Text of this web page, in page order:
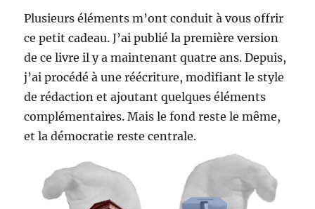
Plusieurs éléments m’ont conduit à vous offrir
ce petit cadeau. J’ai publié la première version
de ce livre il y a maintenant quatre ans. Depuis,
j’ai procédé à une réécriture, modifiant le style
de rédaction et ajoutant quelques éléments
complémentaires. Mais le fond reste le même,
et la démocratie reste centrale.